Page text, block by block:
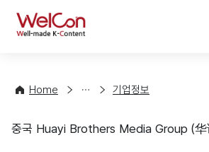
WelCon
Home
컨
팅
해
기
정
기업정보
기업정보
중국 Huayi Brothers Media Group (